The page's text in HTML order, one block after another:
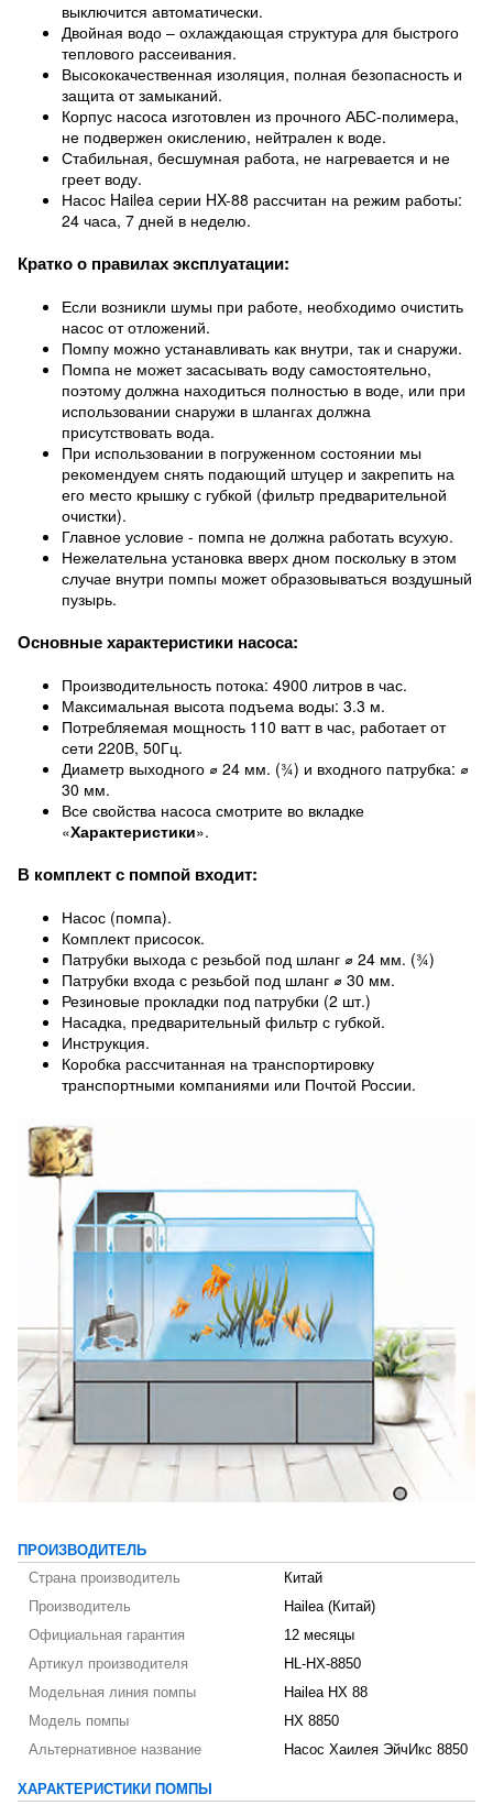
выключится автоматически.
Двойная водо – охлаждающая структура для быстрого
теплового рассеивания.
Высококачественная изоляция, полная безопасность и
защита от замыканий.
Корпус насоса изготовлен из прочного АБС-полимера,
не подвержен окислению, нейтрален к воде.
Стабильная, бесшумная работа, не нагревается и не
греет воду.
Насос Hailea серии HX-88 рассчитан на режим работы:
24 часа, 7 дней в неделю.
Кратко о правилах эксплуатации:
Если возникли шумы при работе, необходимо очистить
насос от отложений.
Помпу можно устанавливать как внутри, так и снаружи.
Помпа не может засасывать воду самостоятельно,
поэтому должна находиться полностью в воде, или при
использовании снаружи в шлангах должна
присутствовать вода.
При использовании в погруженном состоянии мы
рекомендуем снять подающий штуцер и закрепить на
его место крышку с губкой (фильтр предварительной
очистки).
Главное условие - помпа не должна работать всухую.
Нежелательна установка вверх дном поскольку в этом
случае внутри помпы может образовываться воздушный
пузырь.
Основные характеристики насоса:
Производительность потока: 4900 литров в час.
Максимальная высота подъема воды: 3.3 м.
Потребляемая мощность 110 ватт в час, работает от
сети 220В, 50Гц.
Диаметр выходного ⌀ 24 мм. (¾) и входного патрубка: ⌀
30 мм.
Все свойства насоса смотрите во вкладке
«Характеристики».
В комплект с помпой входит:
Насос (помпа).
Комплект присосок.
Патрубки выхода с резьбой под шланг ⌀ 24 мм. (¾)
Патрубки входа с резьбой под шланг ⌀ 30 мм.
Резиновые прокладки под патрубки (2 шт.)
Насадка, предварительный фильтр с губкой.
Инструкция.
Коробка рассчитанная на транспортировку
транспортными компаниями или Почтой России.
ПРОИЗВОДИТЕЛЬ
Страна производитель
Китай
Производитель
Hailea (Китай)
Официальная гарантия
12 месяцы
Артикул производителя
HL-HX-8850
Модельная линия помпы
Hailea HX 88
Модель помпы
HX 8850
Альтернативное название
Насос Хаилея ЭйчИкс 8850
ХАРАКТЕРИСТИКИ ПОМПЫ